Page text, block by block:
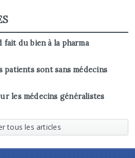
fait du bien à la pharma
patients sont sans médecins
les médecins généralistes
tous les articles